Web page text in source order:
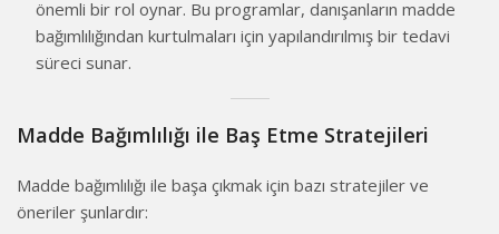
önemli bir rol oynar. Bu programlar, danışanların madde
bağımlılığından kurtulmaları için yapılandırılmış bir tedavi
süreci sunar.
Madde Bağımlılığı ile Baş Etme Stratejileri
Madde bağımlılığı ile başa çıkmak için bazı stratejiler ve
öneriler şunlardır: